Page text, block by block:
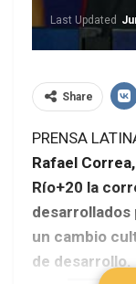
Last Updated
Share
PRENSA
Rafael
Río+20 la
desarrollados
un cambio
de desarrollo.